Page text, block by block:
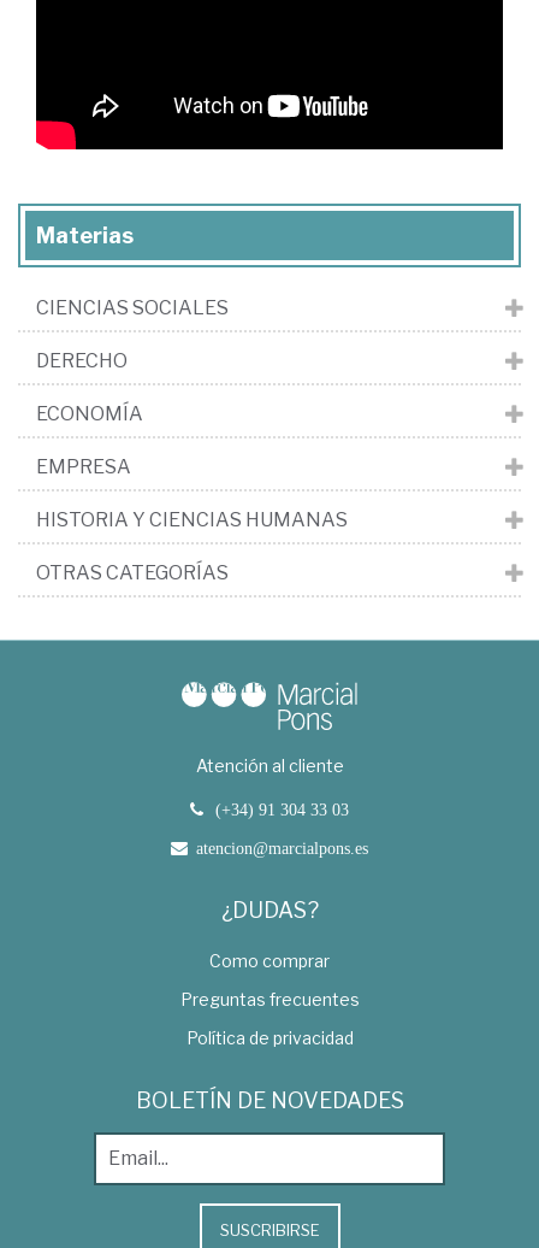
Materias
CIENCIAS SOCIALES
DERECHO
ECONOMÍA
EMPRESA
HISTORIA Y CIENCIAS HUMANAS
OTRAS CATEGORÍAS
Atención al cliente
(+34) 91 304 33 03
atencion@marcialpons.es
¿DUDAS?
Como comprar
Preguntas frecuentes
Política de privacidad
BOLETÍN DE NOVEDADES
SUSCRIBIRSE